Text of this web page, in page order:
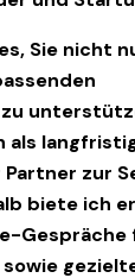
Sie nicht
als
zur
biete ich
Gespräche